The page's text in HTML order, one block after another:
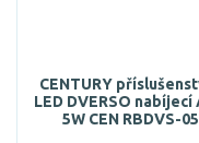
CENTURY
LED DVERSO nabíjecí
5W CEN RBDVS-05